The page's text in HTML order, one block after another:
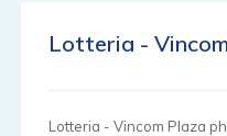
Lotteria -
Lotteria - Vincom Plaza